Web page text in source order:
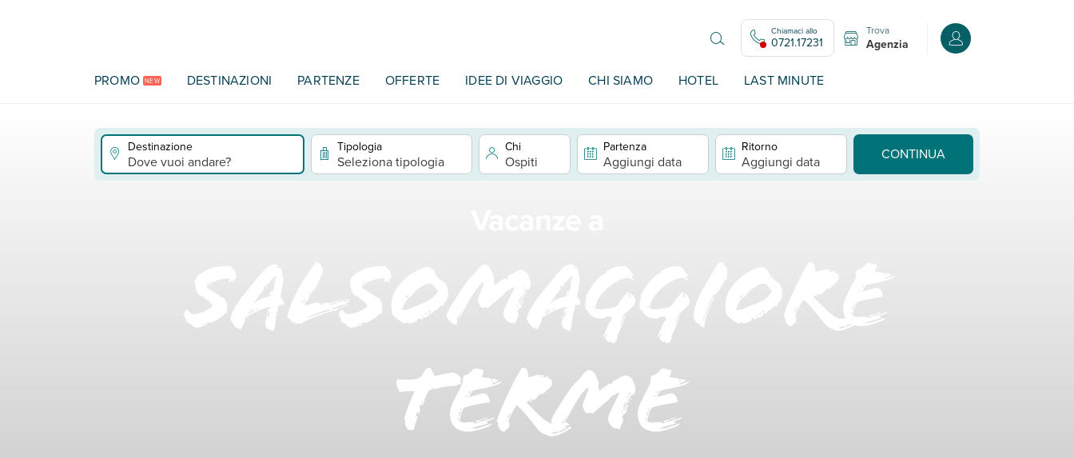
Chiamaci allo
0721.17231
Trova
Agenzia Accedi o registrati
PROMO NEW DESTINAZIONI PARTENZE OFFERTE IDEE DI VIAGGIO CHI SIAMO HOTEL LAST MINUTE
Destinazione
Dove vuoi andare?
Tipologia
Seleziona tipologia
Chi
Ospiti
Partenza
Aggiungi data
Ritorno
Aggiungi data CONTINUA
Salsomaggiore
Terme